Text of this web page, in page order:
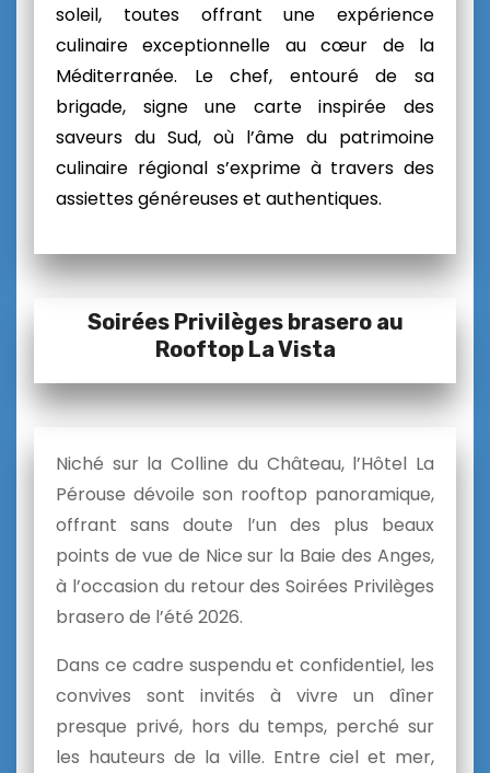
soleil, toutes offrant une expérience
culinaire exceptionnelle au cœur de la
Méditerranée. Le chef, entouré de sa
brigade, signe une carte inspirée des
saveurs du Sud, où l’âme du patrimoine
culinaire régional s’exprime à travers des
assiettes généreuses et authentiques.
Soirées Privilèges brasero au
Rooftop La Vista
Niché sur la Colline du Château, l’Hôtel La
Pérouse dévoile son rooftop panoramique,
offrant sans doute l’un des plus beaux
points de vue de Nice sur la Baie des Anges,
à l’occasion du retour des Soirées Privilèges
brasero de l’été 2026.
Dans ce cadre suspendu et confidentiel, les
convives sont invités à vivre un dîner
presque privé, hors du temps, perché sur
les hauteurs de la ville. Entre ciel et mer,